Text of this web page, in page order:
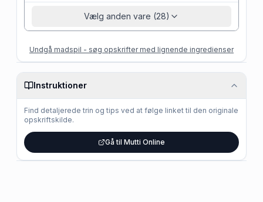
Vælg anden vare (28)
Undgå madspil - søg opskrifter med lignende ingredienser
Instruktioner
Find detaljerede trin og tips ved at følge linket til den originale
opskriftskilde.
Gå til Mutti Online